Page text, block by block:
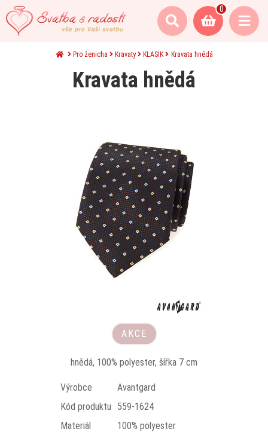
0
Pro ženicha Kravaty KLASIK Kravata hnědá
Kravata hnědá
AKCE
hnědá, 100% polyester, šířka 7 cm
Výrobce
Avantgard
Kód produktu
559-1624
Materiál
100% polyester